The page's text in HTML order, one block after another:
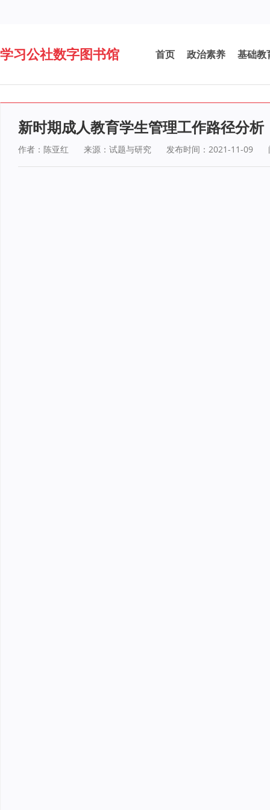
学习公社数字图书馆 首页 政治素养 基础教
新时期成人教育学生管理工作路径分析
作者：陈亚红 来源：试题与研究 发布时间：2021-11-09